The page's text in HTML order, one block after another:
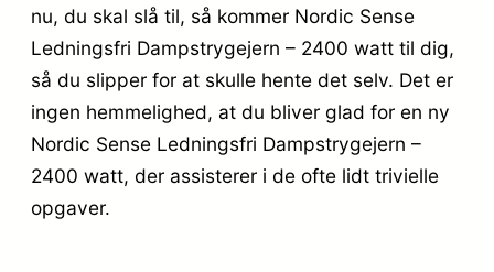
nu, du skal slå til, så kommer Nordic Sense
Ledningsfri Dampstrygejern – 2400 watt til dig,
så du slipper for at skulle hente det selv. Det er
ingen hemmelighed, at du bliver glad for en ny
Nordic Sense Ledningsfri Dampstrygejern –
2400 watt, der assisterer i de ofte lidt trivielle
opgaver.